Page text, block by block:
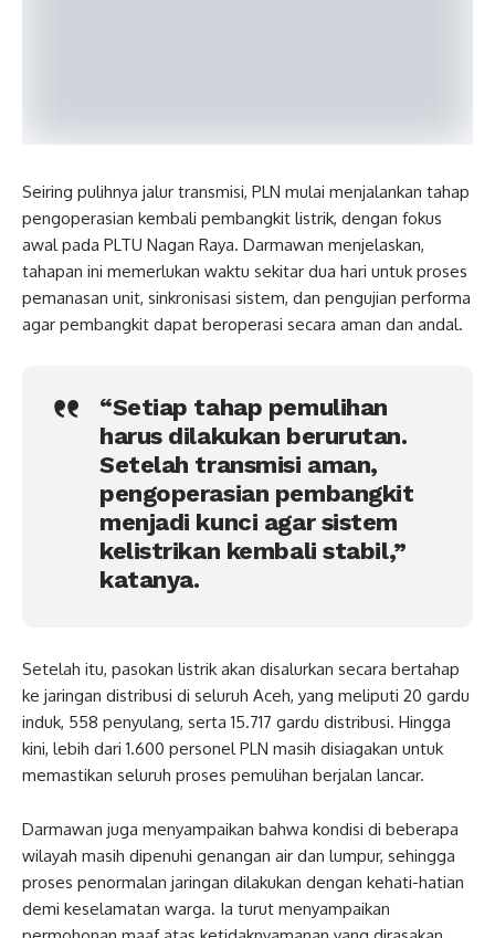
Seiring pulihnya jalur transmisi, PLN mulai menjalankan tahap
pengoperasian kembali pembangkit listrik, dengan fokus
awal pada PLTU Nagan Raya. Darmawan menjelaskan,
tahapan ini memerlukan waktu sekitar dua hari untuk proses
pemanasan unit, sinkronisasi sistem, dan pengujian performa
agar pembangkit dapat beroperasi secara aman dan andal.
“Setiap tahap pemulihan
harus dilakukan berurutan.
Setelah transmisi aman,
pengoperasian pembangkit
menjadi kunci agar sistem
kelistrikan kembali stabil,”
katanya.
Setelah itu, pasokan listrik akan disalurkan secara bertahap
ke jaringan distribusi di seluruh Aceh, yang meliputi 20 gardu
induk, 558 penyulang, serta 15.717 gardu distribusi. Hingga
kini, lebih dari 1.600 personel PLN masih disiagakan untuk
memastikan seluruh proses pemulihan berjalan lancar.
Darmawan juga menyampaikan bahwa kondisi di beberapa
wilayah masih dipenuhi genangan air dan lumpur, sehingga
proses penormalan jaringan dilakukan dengan kehati-hatian
demi keselamatan warga. Ia turut menyampaikan